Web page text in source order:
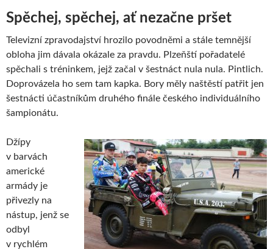
Spěchej, spěchej, ať nezačne pršet
Televizní zpravodajství hrozilo povodněmi a stále temnější
obloha jim dávala okázale za pravdu. Plzeňští pořadatelé
spěchali s tréninkem, jejž začal v šestnáct nula nula. Pintlich.
Doprovázela ho sem tam kapka. Bory měly naštěstí patřit jen
šestnácti účastníkům druhého finále českého individuálního
šampionátu.
Džípy
v barvách
americké
armády je
přivezly na
nástup, jenž se
odbyl
v rychlém